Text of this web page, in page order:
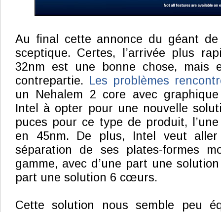
Au final cette annonce du géant
sceptique. Certes, l’arrivée plus
32nm est une bonne chose, mais
contrepartie. Les problèmes
un Nehalem 2 core avec
Intel à opter pour une nouvelle
puces pour ce type de produit,
en 45nm. De plus, Intel veut
séparation de ses plates-formes
gamme, avec d’une part une
part une solution 6 cœurs.
Cette solution nous semble peu